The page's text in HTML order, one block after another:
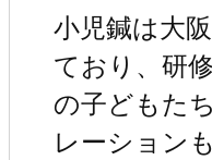
小児鍼は大
ており、研
の子どもた
レーション